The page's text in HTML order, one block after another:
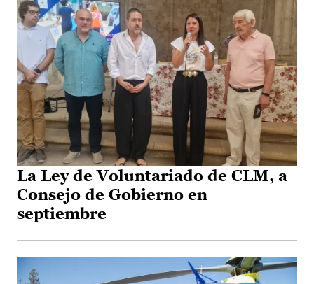
La Ley de Voluntariado de CLM, a
Consejo de Gobierno en
septiembre